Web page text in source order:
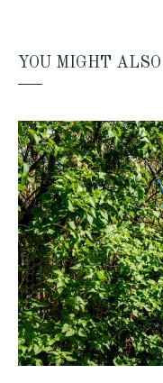
YOU MIGHT